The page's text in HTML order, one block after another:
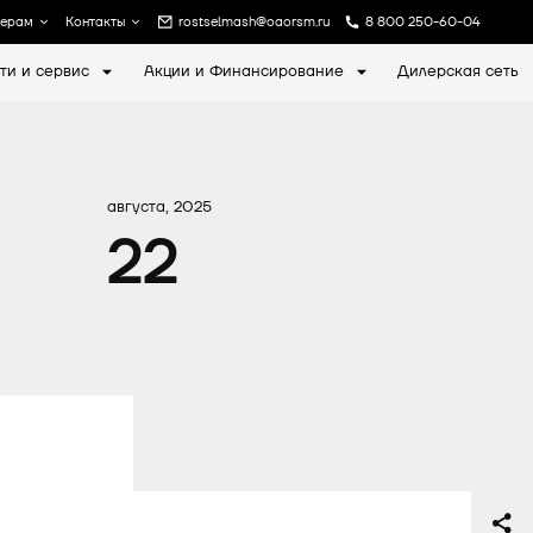
Контакты rostselmash@oaorsm.ru 8 800 250-60-04
и сервис Акции и Финансирование Дилерская сеть
августа, 2025
22